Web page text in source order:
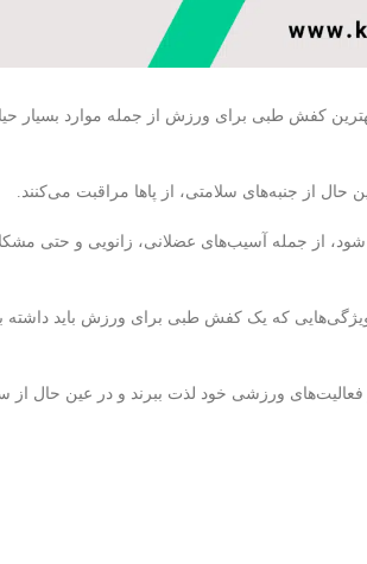
کفش طبی برای ورزش از جمله موارد بسیار
از جنبه‌های سلامتی، از پاها مراقبت می‌کنند.
از جمله آسیب‌های عضلانی، زانویی و حتی
که یک کفش طبی برای ورزش باید داشته
ورزشی خود لذت ببرند و در عین حال از